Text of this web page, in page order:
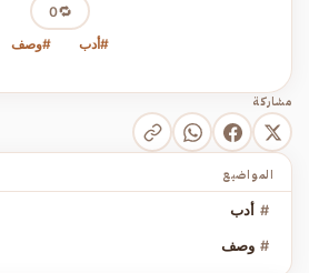
🔁
0
#أدب
#وصف
مشاركة
المواضيع
# أدب
# وصف